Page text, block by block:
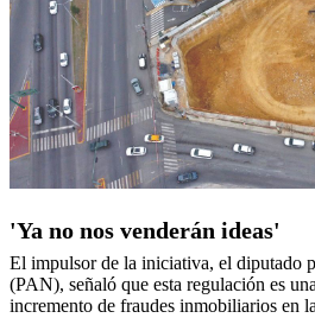
'Ya no nos venderán ideas'
El impulsor de la iniciativa, el diputado
(PAN), señaló que esta regulación es
incremento de fraudes inmobiliarios en